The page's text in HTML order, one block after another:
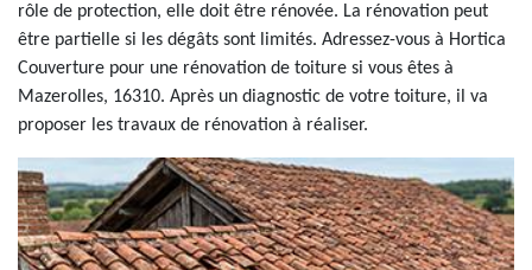
rôle de protection, elle doit être rénovée. La rénovation peut
être partielle si les dégâts sont limités. Adressez-vous à Hortica
Couverture pour une rénovation de toiture si vous êtes à
Mazerolles, 16310. Après un diagnostic de votre toiture, il va
proposer les travaux de rénovation à réaliser.